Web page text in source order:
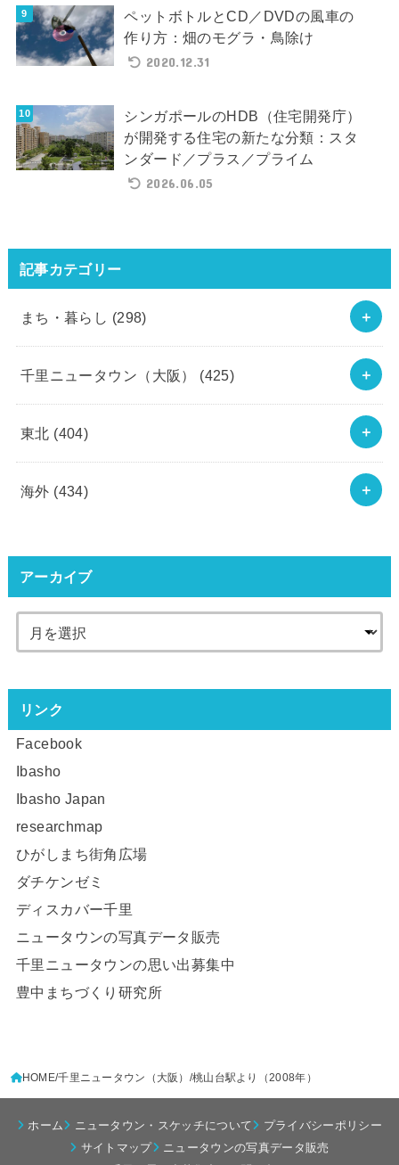
ペットボトルとCD／DVDの風車の
作り方：畑のモグラ・鳥除け
2020.12.31
シンガポールのHDB（住宅開発庁）
が開発する住宅の新たな分類：スタ
ンダード／プラス／プライム
2026.06.05
記事カテゴリー
まち・暮らし (298)
千里ニュータウン（大阪） (425)
東北 (404)
海外 (434)
アーカイブ
リンク
Facebook
Ibasho
Ibasho Japan
researchmap
ひがしまち街角広場
ダチケンゼミ
ディスカバー千里
ニュータウンの写真データ販売
千里ニュータウンの思い出募集中
豊中まちづくり研究所
HOME 千里ニュータウン（大阪） 桃山台駅より（2008年）
ホーム ニュータウン・スケッチについて
プライバシーポリシー
サイトマップ
ニュータウンの写真データ販売